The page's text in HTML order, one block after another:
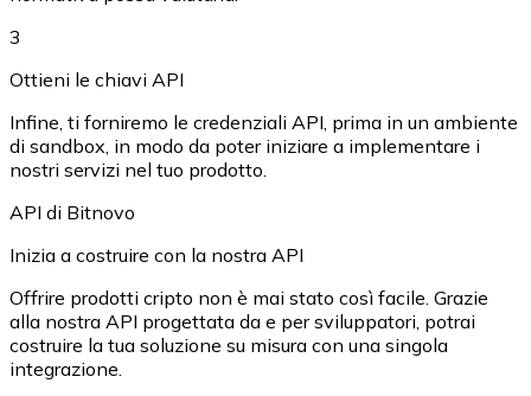
Acquista criptovalute in contanti e altri mezzi di
Aggiungi fondi al tuo conto Bitnovo o fai acquisti
Acquista con bonifico bancario
Carta di credito / debito
Usa le carte Visa e Mastercard per acquistare
Acquista con carta
Negozio - Carte regalo
3
Ottieni le chiavi API
Infine, ti forniremo le credenziali API, prima in un ambiente
di sandbox, in modo da poter iniziare a implementare i
nostri servizi nel tuo prodotto.
API di Bitnovo
Inizia a costruire con la nostra API
Offrire prodotti cripto non è mai stato così facile. Grazie
alla nostra API progettata da e per sviluppatori, potrai
costruire la tua soluzione su misura con una singola
integrazione.